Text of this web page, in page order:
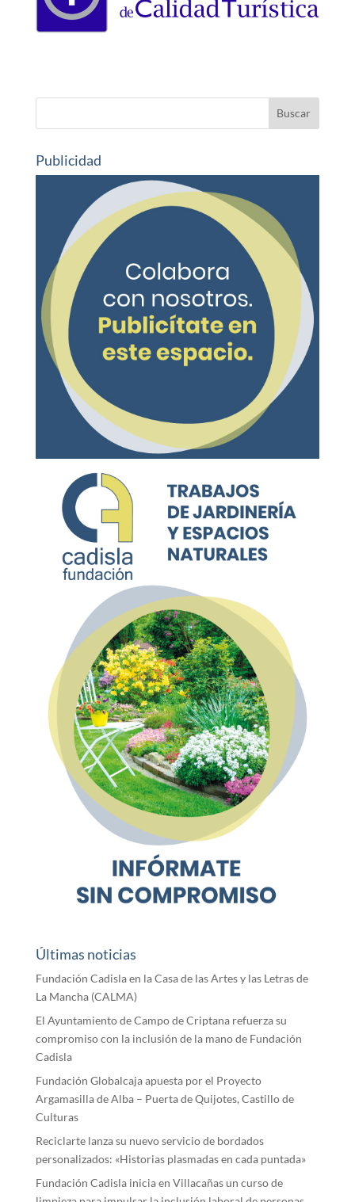
Publicidad
Últimas noticias
Fundación Cadisla en la Casa de las Artes y las Letras de
La Mancha (CALMA)
El Ayuntamiento de Campo de Criptana refuerza su
compromiso con la inclusión de la mano de Fundación
Cadisla
Fundación Globalcaja apuesta por el Proyecto
Argamasilla de Alba – Puerta de Quijotes, Castillo de
Culturas
Reciclarte lanza su nuevo servicio de bordados
personalizados: «Historias plasmadas en cada puntada»
Fundación Cadisla inicia en Villacañas un curso de